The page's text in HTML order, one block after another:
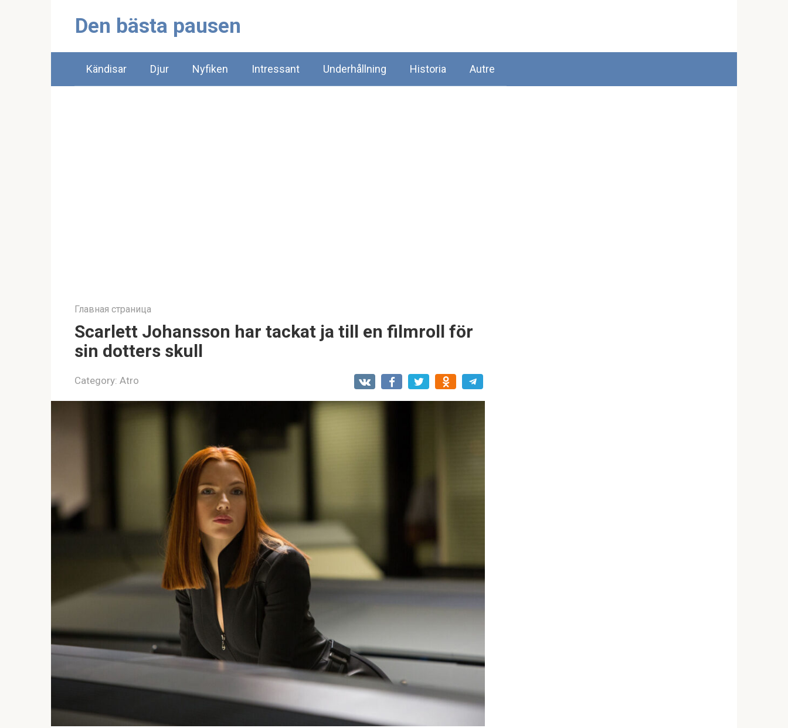
Den bästa pausen
Kändisar Djur Nyfiken Intressant Underhållning Historia Autre
Главная страница
Scarlett Johansson har tackat ja till en filmroll för
sin dotters skull
Category: Atro